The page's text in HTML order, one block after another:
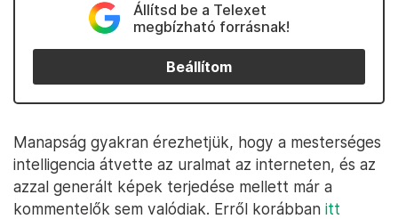
Állítsd be a Telexet
megbízható forrásnak!
Beállítom
Manapság gyakran érezhetjük, hogy a mesterséges
intelligencia átvette az uralmat az interneten, és az
azzal generált képek terjedése mellett már a
kommentelők sem valódiak. Erről korábban itt